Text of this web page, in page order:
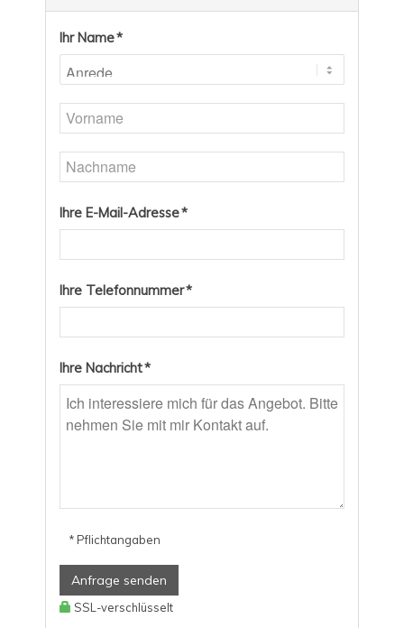
Ihr Name *
Ihre E-Mail-Adresse *
Ihre Telefonnummer *
Ihre Nachricht *
* Pflichtangaben
Anfrage senden
SSL-verschlüsselt